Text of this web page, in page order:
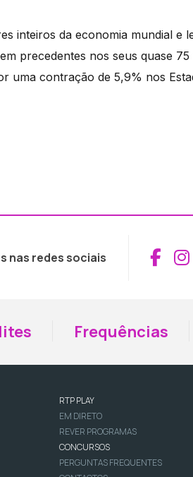
inteiros da economia mundial e
precedentes nos seus quase 75
uma contração de 5,9% nos
nas redes sociais
Frequências
RTP PLAY
EM DIRETO
REVER PROGRAMAS
CONCURSOS
PERGUNTAS FREQUENTES